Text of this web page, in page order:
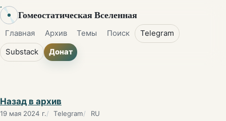
Гомеостатическая Вселенная
Главная Архив Темы Поиск Telegram
Substack Донат
Назад в архив
19 мая 2024 г. Telegram RU